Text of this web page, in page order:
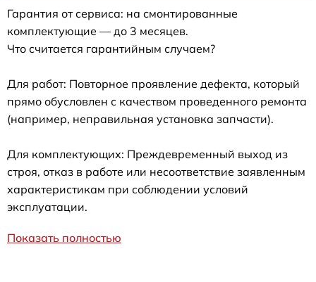
Гарантия от сервиса: на смонтированные
комплектующие — до 3 месяцев.
Что считается гарантийным случаем?
Для работ: Повторное проявление дефекта, который
прямо обусловлен с качеством проведенного ремонта
(например, неправильная установка запчасти).
Для комплектующих: Преждевременный выход из
строя, отказ в работе или несоответствие заявленным
характеристикам при соблюдении условий
эксплуатации.
Показать полностью